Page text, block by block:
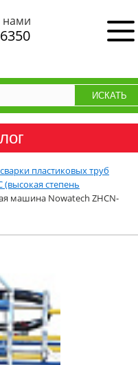
нами
пластиковых труб
(высокая степень
машина Nowatech ZHCN-